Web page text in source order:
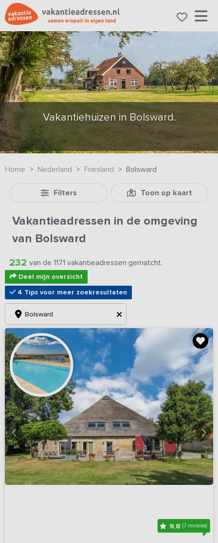
Vakantiehuizen in Bolsward.
Home Nederland Friesland Bolsward
Filters Toon op kaart
Vakantieadressen in de omgeving
van Bolsward
232 van de 1171 vakantieadressen gematcht.
Deel mijn overzicht
4 Tips voor meer zoekresultaten
Bolsward
9,8(7 reviews)